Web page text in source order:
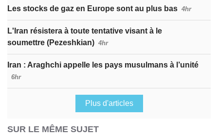
Les stocks de gaz en Europe sont au plus bas 4hr
L'Iran résistera à toute tentative visant à le
soumettre (Pezeshkian) 4hr
Iran : Araghchi appelle les pays musulmans à l’unité
6hr
Plus d'articles
SUR LE MÊME SUJET